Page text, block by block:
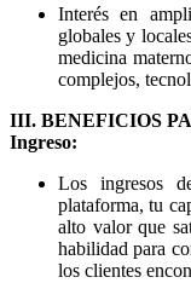
Interés en
globales y
medicina
complejos,
III. BENEFICIOS
Ingreso:
Los ingresos
plataforma, tu
alto valor que
habilidad para
los clientes